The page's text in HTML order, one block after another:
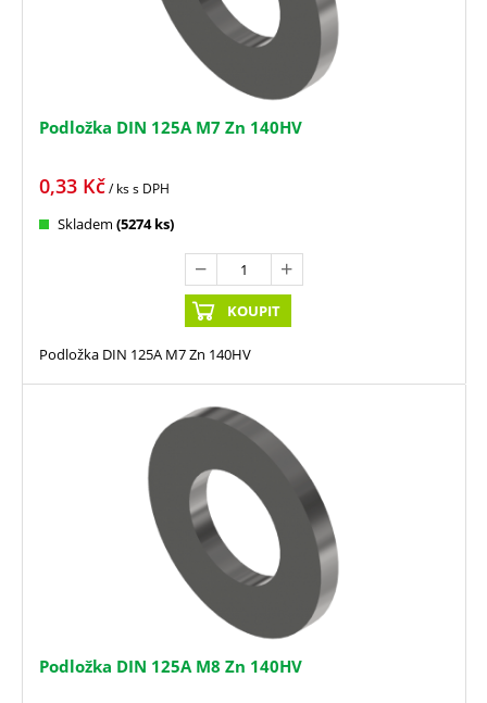
Podložka DIN 125A M7 Zn 140HV
0,33 Kč/ kss DPH
Skladem (5274 ks)
KOUPIT
Podložka DIN 125A M7 Zn 140HV
Podložka DIN 125A M8 Zn 140HV